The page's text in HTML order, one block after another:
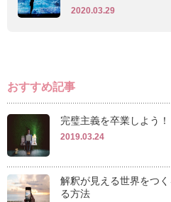
2020.03.29
おすすめ記事
完璧主義を卒業しよう！
2019.03.24
解釈が見える世界をつ
る方法